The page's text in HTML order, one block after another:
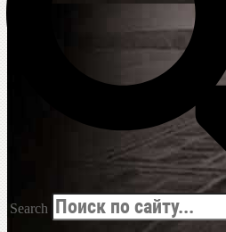
Search